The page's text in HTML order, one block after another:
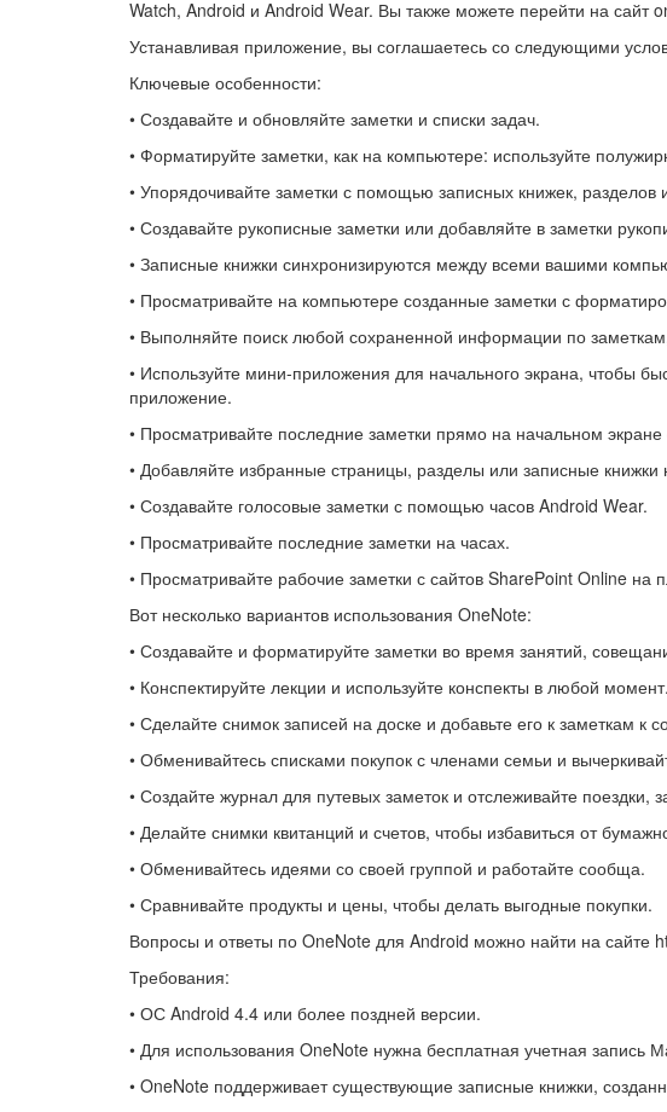
Watch, Android и Android Wear. Вы также можете перейти на сайт
Устанавливая приложение, вы соглашаетесь со следующими
Ключевые особенности:
• Создавайте и обновляйте заметки и списки задач.
• Форматируйте заметки, как на компьютере: используйте
• Упорядочивайте заметки с помощью записных книжек, разделов
• Создавайте рукописные заметки или добавляйте в заметки
• Записные книжки синхронизируются между всеми вашими
• Просматривайте на компьютере созданные заметки с
• Выполняйте поиск любой сохраненной информации по
• Используйте мини-приложения для начального экрана, чтобы
приложение.
• Просматривайте последние заметки прямо на начальном
• Добавляйте избранные страницы, разделы или записные
• Создавайте голосовые заметки с помощью часов Android Wear.
• Просматривайте последние заметки на часах.
• Просматривайте рабочие заметки с сайтов SharePoint Online
Вот несколько вариантов использования OneNote:
• Создавайте и форматируйте заметки во время занятий,
• Конспектируйте лекции и используйте конспекты в любой момент.
• Сделайте снимок записей на доске и добавьте его к заметкам к
• Обменивайтесь списками покупок с членами семьи и
• Создайте журнал для путевых заметок и отслеживайте
• Делайте снимки квитанций и счетов, чтобы избавиться от
• Обменивайтесь идеями со своей группой и работайте сообща.
• Сравнивайте продукты и цены, чтобы делать выгодные покупки.
Вопросы и ответы по OneNote для Android можно найти на сайте
Требования:
• ОС Android 4.4 или более поздней версии.
• Для использования OneNote нужна бесплатная учетная запись
• OneNote поддерживает существующие записные книжки,